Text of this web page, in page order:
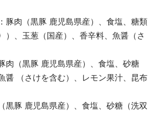
豚肉（黒豚 鹿児島県産）、食塩、糖類
）、玉葱（国産）、香辛料、魚醤（さ
肉（黒豚 鹿児島県産）、食塩、砂糖
醤 （さけを含む）、レモン果汁、昆布
黒豚 鹿児島県産）、食塩、砂糖（洗双